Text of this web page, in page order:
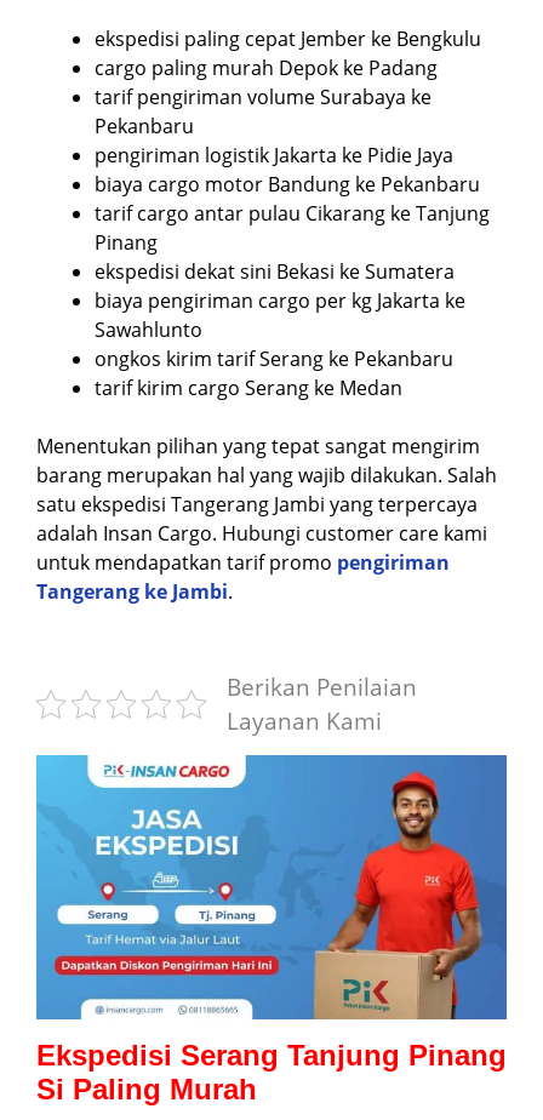
ekspedisi paling cepat Jember ke Bengkulu
cargo paling murah Depok ke Padang
tarif pengiriman volume Surabaya ke
Pekanbaru
pengiriman logistik Jakarta ke Pidie Jaya
biaya cargo motor Bandung ke Pekanbaru
tarif cargo antar pulau Cikarang ke Tanjung
Pinang
ekspedisi dekat sini Bekasi ke Sumatera
biaya pengiriman cargo per kg Jakarta ke
Sawahlunto
ongkos kirim tarif Serang ke Pekanbaru
tarif kirim cargo Serang ke Medan
Menentukan pilihan yang tepat sangat mengirim
barang merupakan hal yang wajib dilakukan. Salah
satu ekspedisi Tangerang Jambi yang terpercaya
adalah Insan Cargo. Hubungi customer care kami
untuk mendapatkan tarif promo pengiriman
Tangerang ke Jambi.
Berikan Penilaian
Layanan Kami
Ekspedisi Serang Tanjung Pinang
Si Paling Murah